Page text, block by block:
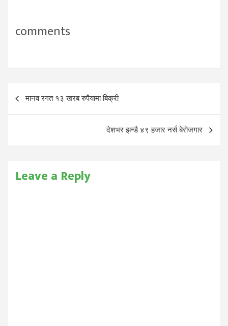
comments
Post
navigation
मानव रगत १३ खरब रुपैयामा बिक्री
देशभर झन्डै ४९ हजार नर्स बेरोजगार
Leave a Reply